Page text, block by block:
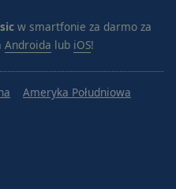
w smartfonie za darmo za
Androida lub iOS!
Ameryka Południowa